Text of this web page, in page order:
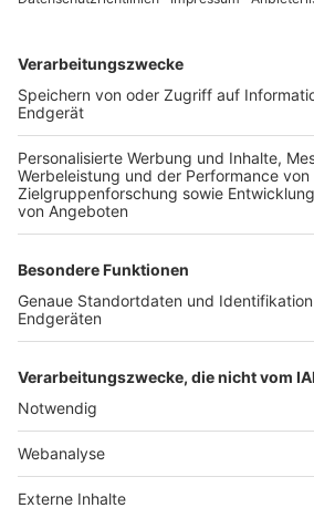
TOP-VEREINE
TOP-PARTNER
Nutzungsbedingungen Datenschutz